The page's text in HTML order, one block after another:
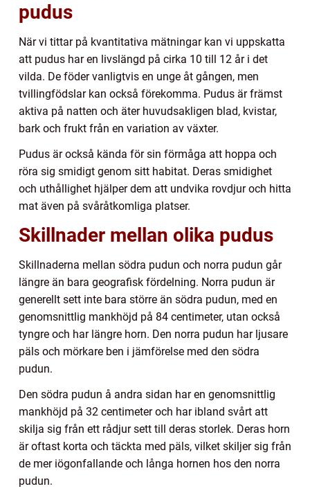
pudus
När vi tittar på kvantitativa mätningar kan vi uppskatta
att pudus har en livslängd på cirka 10 till 12 år i det
vilda. De föder vanligtvis en unge åt gången, men
tvillingfödslar kan också förekomma. Pudus är främst
aktiva på natten och äter huvudsakligen blad, kvistar,
bark och frukt från en variation av växter.
Pudus är också kända för sin förmåga att hoppa och
röra sig smidigt genom sitt habitat. Deras smidighet
och uthållighet hjälper dem att undvika rovdjur och hitta
mat även på svåråtkomliga platser.
Skillnader mellan olika pudus
Skillnaderna mellan södra pudun och norra pudun går
längre än bara geografisk fördelning. Norra pudun är
generellt sett inte bara större än södra pudun, med en
genomsnittlig mankhöjd på 84 centimeter, utan också
tyngre och har längre horn. Den norra pudun har ljusare
päls och mörkare ben i jämförelse med den södra
pudun.
Den södra pudun å andra sidan har en genomsnittlig
mankhöjd på 32 centimeter och har ibland svårt att
skilja sig från ett rådjur sett till deras storlek. Deras horn
är oftast korta och täckta med päls, vilket skiljer sig från
de mer iögonfallande och långa hornen hos den norra
pudun.